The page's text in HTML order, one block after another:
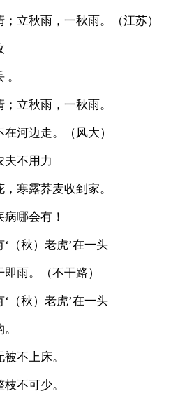
立秋雨，一秋雨。（江苏）
立秋雨，一秋雨。
河边走。（风大）
夫不用力
寒露荞麦收到家。
哪会有！
（秋）老虎’在一头
雨。（不干路）
（秋）老虎’在一头
不上床。
不可少。